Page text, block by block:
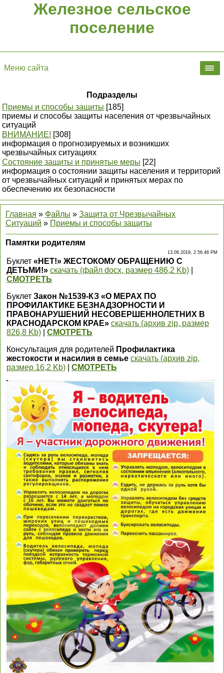
Железное сельское
поселение
Меню сайта
Подразделы
Приемы и способы защиты [185]
приемы и способы защиты населения от чрезвычайных
ситуаций
ВНИМАНИЕ! [308]
информация о прогнозируемых и возникших
чрезвычайных ситуациях
Состояние защиты и принятые меры [22]
информация о состоянии защиты населения и территорий
от чрезвычайных ситуаций и принятых мерах по
обеспечению их безопасности
Главная » Файлы » Защита от Чрезвычайных
Ситуаций » Приемы и способы защиты
Памятки родителям
13.06.2019, 2.56.46 PM
Буклет «НЕТ!» ЖЕСТОКОМУ ОБРАЩЕНИЮ С
ДЕТЬМИ!» скачать (файл docx, размер 486,2 Kb)
СМОТРЕТЬ
Буклет Закон №1539-КЗ «О МЕРАХ ПО
ПРОФИЛАКТИКЕ БЕЗНАДЗОРНОСТИ И
ПРАВОНАРУШЕНИЙ НЕСОВЕРШЕННОЛЕТНИХ В
КРАСНОДАРСКОМ КРАЕ» скачать (архив zip, размер
826,8 Kb)
СМОТРЕТЬ
Консультация для родителей Профилактика
жестокости и насилия в семье скачать (архив zip,
размер 16,2 Kb)
СМОТРЕТЬ